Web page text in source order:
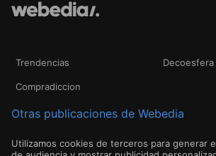
Trendencias Decoesfera
Compradiccion
Otras publicaciones de Webedia
Utilizamos cookies de terceros para generar